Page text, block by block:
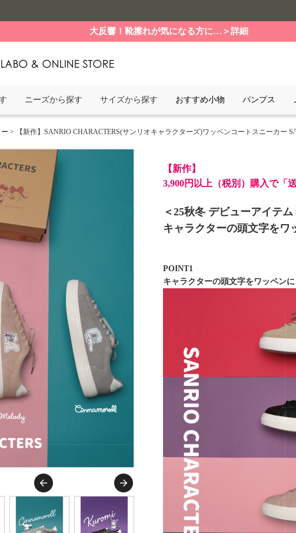
大反響！靴擦れが気になる方に…＞詳細
ニーズから探す サイズから探す おすすめ小物 パンプス
> 【新作】SANRIO CHARACTERS(サンリオキャラクターズ)ワッペンコートスニーカー S/
【新作】
3,900円以上（税別）購入で「
＜25秋冬 デビューアイテム
キャラクターの頭文字をワ
POINT1
キャラクターの頭文字をワッペン